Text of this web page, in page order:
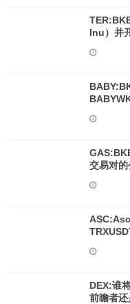
Inu）并
交易对的
DEX:谁
前瞻者还